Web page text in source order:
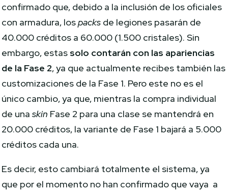
confirmado que, debido a la inclusión de los oficiales
con armadura, lospacks de legiones pasarán de
40.000 créditos a 60.000 (1.500 cristales). Sin
embargo, estas solo contarán con las apariencias
de la Fase 2, ya que actualmente recibes también las
customizaciones de la Fase 1. Pero este no es el
único cambio, ya que, mientras la compra individual
de unaskin Fase 2 para una clase se mantendrá en
20.000 créditos, la variante de Fase 1 bajará a 5.000
créditos cada una.
Es decir, esto cambiará totalmente el sistema, ya
que por el momento no han confirmado que vaya a